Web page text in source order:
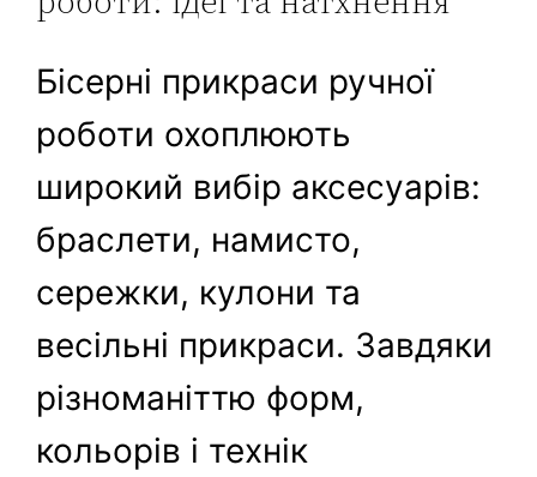
Бісерні прикраси ручної
роботи охоплюють
широкий вибір аксесуарів:
браслети, намисто,
сережки, кулони та
весільні прикраси. Завдяки
різноманіттю форм,
кольорів і технік